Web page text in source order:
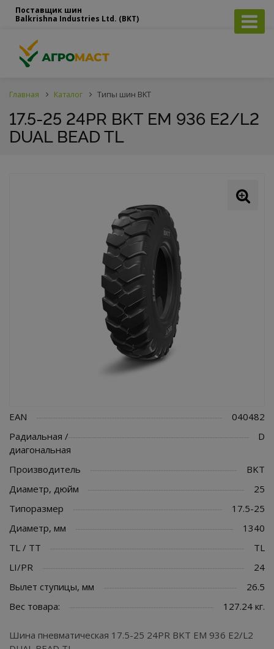
Поставщик шин
Balkrishna Industries Ltd. (BKT)
Главная Каталог Типы шин BKT
17.5-25 24PR BKT EM 936 E2/L2
DUAL BEAD TL
EAN
040482
Радиальная /
диагональная
D
Производитель
BKT
Диаметр, дюйм
25
Типоразмер
17.5-25
Диаметр, мм
1340
TL / TT
TL
LI/PR
24
Вылет ступицы, мм
26.5
Вес товара:
127.24 кг.
Шина пневматическая 17.5-25 24PR BKT EM 936 E2/L2